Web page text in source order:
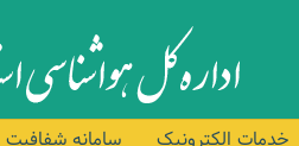
خدمات الکترونیک سامانه شفافیت